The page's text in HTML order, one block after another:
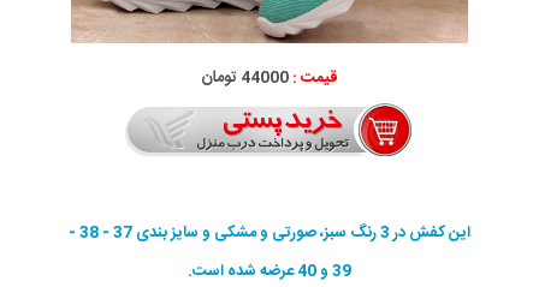
قیمت :44000 تومان
این کفش در 3 رنگ سبز، صورتی و مشکی و سایز بندی 37 - 38 -
39 و 40 عرضه شده است.